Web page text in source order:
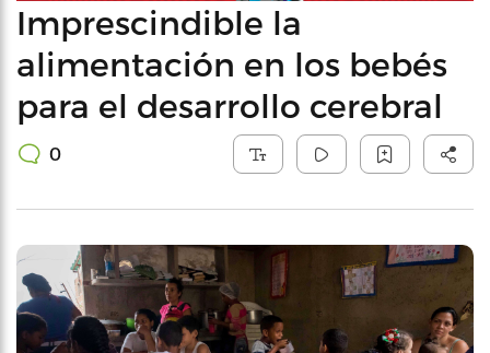
Imprescindible la
alimentación en los bebés
para el desarrollo cerebral
0